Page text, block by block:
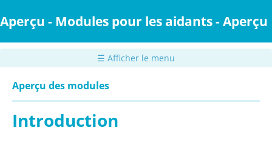
au
contenu
principal
Aperçu - Modules pour les aidants - Aperçu
☰ Afficher le menu
Aperçu des modules
Introduction